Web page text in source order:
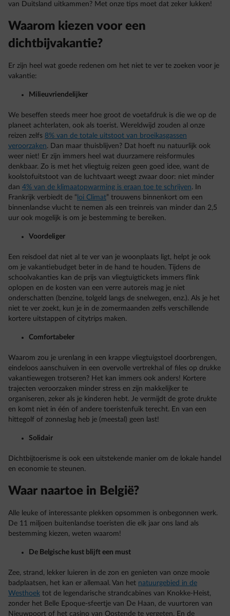
van Duitsland uitkammen? Met onze tips moet dat zeker lukken!
Waarom kiezen voor een
dichtbijvakantie?
Er zijn heel wat goede redenen om het niet te ver te zoeken voor je
vakantie:
Milieuvriendelijker
We beseffen steeds meer hoe groot de voetafdruk is die we op de
planeet achterlaten, ook als toerist. Wereldwijd zouden al onze
reizen zelfs 8% van de totale uitstoot van broeikasgassen
veroorzaken. Dan maar thuisblijven? Dat hoeft nu natuurlijk ook
weer niet! Er zijn immers heel wat duurzamere reisformules
denkbaar. Zo is met het vliegtuig reizen geen goed idee, want de
koolstofuitstoot van de luchtvaart weegt zwaar door: niet minder
dan 4% van de klimaatopwarming is eraan toe te schrijven. In
Frankrijk verbiedt de “ loi Climat” trouwens binnenkort om een
binnenlandse vlucht te nemen als een treinreis van minder dan 2,5
uur ook mogelijk is om je bestemming te bereiken.
Voordeliger
Een reisdoel dat niet al te ver van je woonplaats ligt, helpt je ook
om je vakantiebudget beter in de hand te houden. Tijdens de
schoolvakanties kan de prijs van vliegtuigtickets immers flink
oplopen en de kosten van een verre autoreis mag je niet
onderschatten (benzine, tolgeld langs de snelwegen, enz.). Als je het
niet te ver zoekt, kun je in de zomermaanden zelfs verschillende
kortere uitstappen of citytrips maken.
Comfortabeler
Waarom zou je urenlang in een krappe vliegtuigstoel doorbrengen,
eindeloos aanschuiven in een overvolle vertrekhal of files op drukke
vakantiewegen trotseren? Het kan immers ook anders! Kortere
trajecten veroorzaken minder stress en zijn makkelijker te
organiseren, zeker als je kinderen hebt. Je vermijdt de grote drukte
en komt niet in één of andere toeristenfuik terecht. En van een
hittegolf of zonneslag heb je (meestal) geen last!
Solidair
Dichtbijtoerisme is ook een uitstekende manier om de lokale handel
en economie te steunen.
Waar naartoe in België?
Alle leuke of interessante plekken opsommen is onbegonnen werk.
De 11 miljoen buitenlandse toeristen die elk jaar ons land als
bestemming kiezen, weten waarom!
De Belgische kust blijft een must
Zee, strand, lekker luieren in de zon en genieten van onze mooie
badplaatsen, het kan er allemaal. Van het natuurgebied in de
Westhoek tot de legendarische strandcabines van Knokke-Heist,
zonder het Belle Epoque-sfeertje van De Haan, de vuurtoren van
Nieuwpoort of het casino van Oostende te vergeten. En de